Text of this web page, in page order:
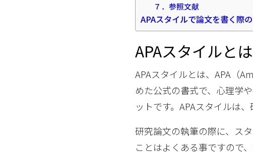
７．参照文献
APAスタイルで論文を書く際
APAスタイルとは
APAスタイルとは、APA（
めた公式の書式で、心理学
ットです。APAスタイルは
研究論文の執筆の際に、ス
ことはよくある事ですので